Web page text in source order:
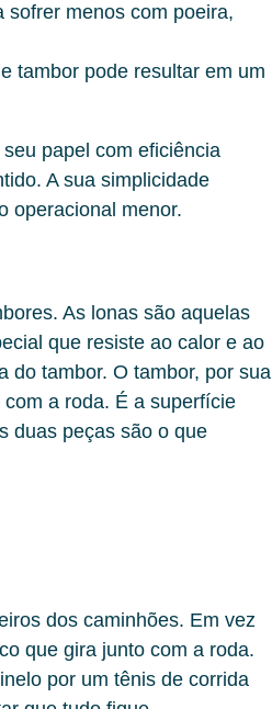
sofrer menos com poeira,
tambor pode resultar em um
papel com eficiência
A sua simplicidade
operacional menor.
As lonas são aquelas
que resiste ao calor e ao
do tambor. O tambor, por sua
a roda. É a superfície
duas peças são o que
dos caminhões. Em vez
que gira junto com a roda.
por um tênis de corrida